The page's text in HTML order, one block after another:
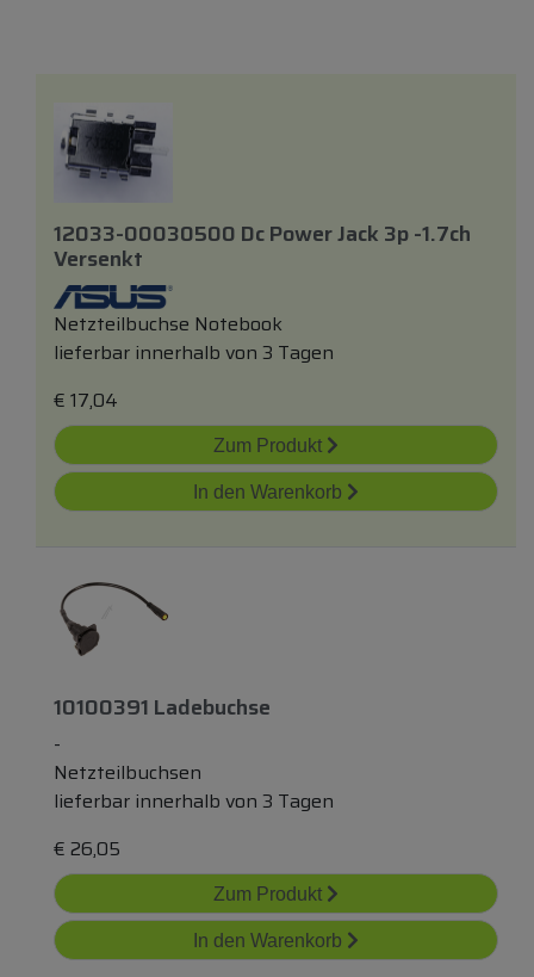
12033-00030500 Dc Power Jack 3p -1.7ch
Versenkt
Netzteilbuchse Notebook
lieferbar innerhalb von 3 Tagen
€ 17,04
Zum Produkt
In den Warenkorb
10100391 Ladebuchse
-
Netzteilbuchsen
lieferbar innerhalb von 3 Tagen
€ 26,05
Zum Produkt
In den Warenkorb